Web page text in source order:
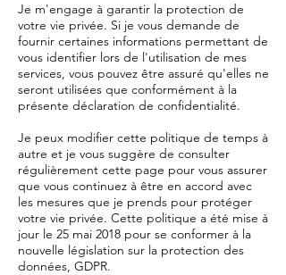
Je m'engage à garantir la protection de
votre vie privée. Si je vous demande de
fournir certaines informations permettant de
vous identifier lors de l'utilisation de mes
services, vous pouvez être assuré qu'elles ne
seront utilisées que conformément à la
présente déclaration de confidentialité.
Je peux modifier cette politique de temps à
autre et je vous suggère de consulter
régulièrement cette page pour vous assurer
que vous continuez à être en accord avec
les mesures que je prends pour protéger
votre vie privée. Cette politique a été mise à
jour le 25 mai 2018 pour se conformer à la
nouvelle législation sur la protection des
données, GDPR.